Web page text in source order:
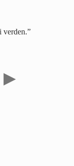
verden.”
▶